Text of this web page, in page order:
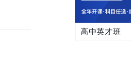
高中英才班